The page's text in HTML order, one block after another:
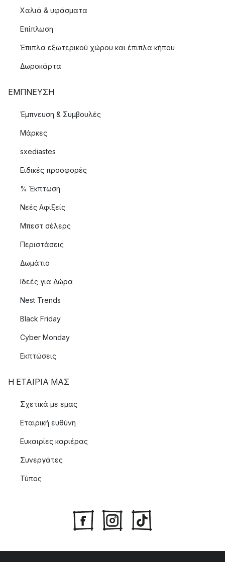
Χαλιά & υφάσματα
Επίπλωση
Έπιπλα εξωτερικού χώρου και έπιπλα κήπου
Δωροκάρτα
ΈΜΠΝΕΥΣΗ
Έμπνευση & Συμβουλές
Μάρκες
sxediastes
Ειδικές προσφορές
% Έκπτωση
Νεές Αφιξείς
Μπεστ σέλερς
Περιστάσεις
Δωμάτιο
Ιδεές για Δώρα
Nest Trends
Black Friday
Cyber Monday
Εκπτώσεις
Η ΕΤΑΊΡΙΑ ΜΑΣ
Σχετικά με εμας
Εταιρική ευθύνη
Ευκαιρίες καριέρας
Συνεργάτες
Τύπος